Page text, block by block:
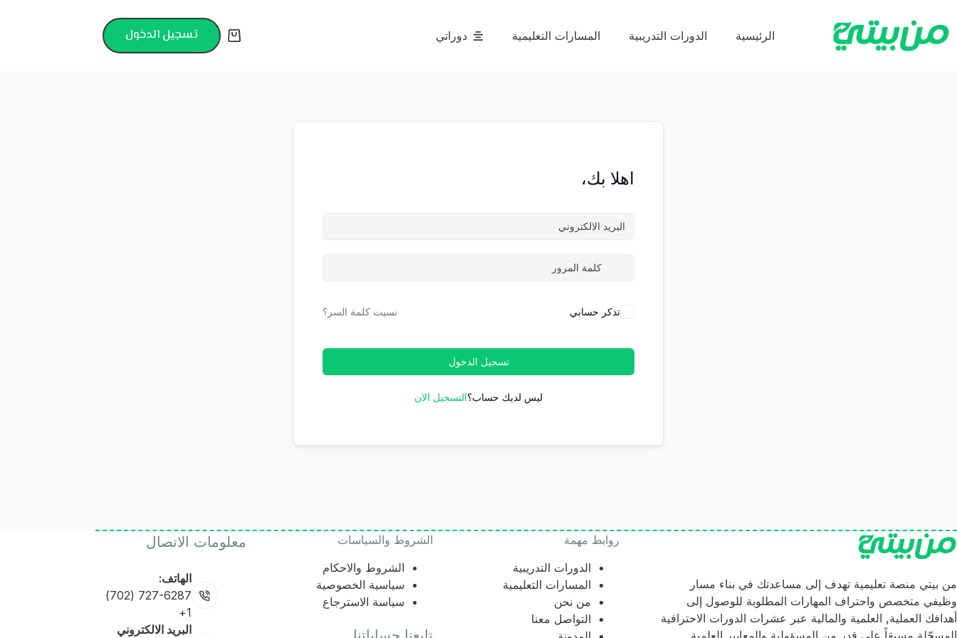
الرئيسية الدورات التدريبية المسارات التعليمية دوراتي تسجيل الدخول
اهلا بك،
تذكر حسابي نسيت كلمة السر؟
تسجيل الدخول
ليس لديك حساب؟التسجيل الان
من بيتي منصة تعليمية تهدف إلى مساعدتك في بناء مسار
وظيفي متخصص واحتراف المهارات المطلوبة للوصول إلى
أهدافك العملية, العلمية والمالية عبر عشرات الدورات الاحترافية
روابط مهمة
الدورات التدريبية
المسارات التعليمية
من نحن
التواصل معنا
الشروط والسياسات
الشروط والاحكام
سياسية الخصوصية
سياسة الاسترجاع
معلومات الاتصال
الهاتف:
727-6287 (702)
1+
البريد الالكتروني